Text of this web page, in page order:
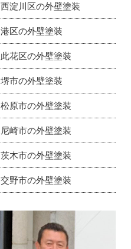
西淀川区の外壁塗装
港区の外壁塗装
此花区の外壁塗装
堺市の外壁塗装
松原市の外壁塗装
尼崎市の外壁塗装
茨木市の外壁塗装
交野市の外壁塗装